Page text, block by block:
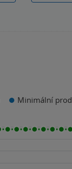
Minimální